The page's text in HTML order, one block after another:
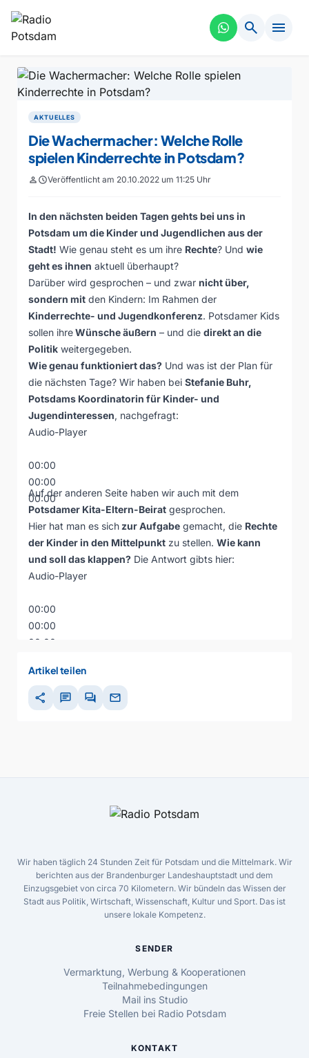
search menu
AKTUELLES
Die Wachermacher: Welche Rolle
spielen Kinderrechte in Potsdam?
personscheduleVeröffentlicht am 20.10.2022 um 11:25 Uhr
In den nächsten beiden Tagen gehts bei uns in
Potsdam um die Kinder und Jugendlichen aus der
Stadt! Wie genau steht es um ihre Rechte? Und wie
geht es ihnen aktuell überhaupt?
Darüber wird gesprochen – und zwar nicht über,
sondern mit den Kindern: Im Rahmen der
Kinderrechte- und Jugendkonferenz. Potsdamer Kids
sollen ihreWünsche äußern – und die direkt an die
Politik weitergegeben.
Wie genau funktioniert das? Und was ist der Plan für
die nächsten Tage? Wir haben bei Stefanie Buhr,
Potsdams Koordinatorin für Kinder- und
Jugendinteressen, nachgefragt:
Audio-Player
00:00
00:00
00:00
Auf der anderen Seite haben wir auch mit dem
Potsdamer Kita-Eltern-Beirat gesprochen.
Hier hat man es sich zur Aufgabe gemacht, die Rechte
der Kinder in den Mittelpunkt zu stellen. Wie kann
und soll das klappen? Die Antwort gibts hier:
Audio-Player
00:00
00:00
00:00
Artikel teilen
share chat forum mail
Wir haben täglich 24 Stunden Zeit für Potsdam und die Mittelmark. Wir
berichten aus der Brandenburger Landeshauptstadt und dem
Einzugsgebiet von circa 70 Kilometern. Wir bündeln das Wissen der
Stadt aus Politik, Wirtschaft, Wissenschaft, Kultur und Sport. Das ist
unsere lokale Kompetenz.
SENDER
Vermarktung, Werbung & Kooperationen
Teilnahmebedingungen
Mail ins Studio
Freie Stellen bei Radio Potsdam
KONTAKT